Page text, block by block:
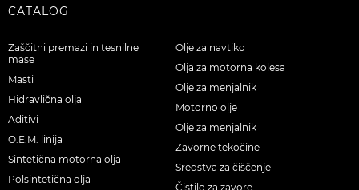
CATALOG
Zaščitni premazi in tesnilne
mase
Masti
Hidravlična olja
Aditivi
O.E.M. linija
Sintetična motorna olja
Polsintetična olja
Olje za navtiko
Olja za motorna kolesa
Olje za menjalnik
Motorno olje
Olje za menjalnik
Zavorne tekočine
Sredstva za čiščenje
Čistilo za zavore